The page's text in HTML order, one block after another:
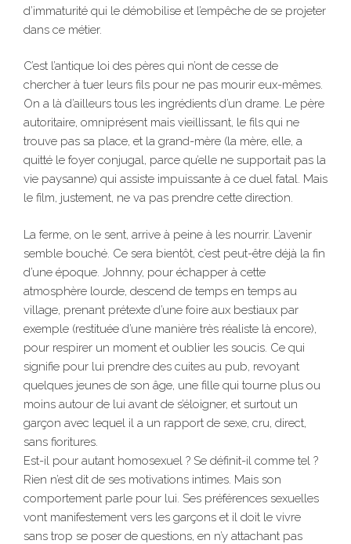
d’immaturité qui le démobilise et l’empêche de se projeter
dans ce métier.
C’est l’antique loi des pères qui n’ont de cesse de
chercher à tuer leurs fils pour ne pas mourir eux-mêmes.
On a là d’ailleurs tous les ingrédients d’un drame. Le père
autoritaire, omniprésent mais vieillissant, le fils qui ne
trouve pas sa place, et la grand-mère (la mère, elle, a
quitté le foyer conjugal, parce qu’elle ne supportait pas la
vie paysanne) qui assiste impuissante à ce duel fatal. Mais
le film, justement, ne va pas prendre cette direction.
La ferme, on le sent, arrive à peine à les nourrir. L’avenir
semble bouché. Ce sera bientôt, c’est peut-être déjà la fin
d’une époque. Johnny, pour échapper à cette
atmosphère lourde, descend de temps en temps au
village, prenant prétexte d’une foire aux bestiaux par
exemple (restituée d’une manière très réaliste là encore),
pour respirer un moment et oublier les soucis. Ce qui
signifie pour lui prendre des cuites au pub, revoyant
quelques jeunes de son âge, une fille qui tourne plus ou
moins autour de lui avant de s’éloigner, et surtout un
garçon avec lequel il a un rapport de sexe, cru, direct,
sans fioritures.
Est-il pour autant homosexuel ? Se définit-il comme tel ?
Rien n’est dit de ses motivations intimes. Mais son
comportement parle pour lui. Ses préférences sexuelles
vont manifestement vers les garçons et il doit le vivre
sans trop se poser de questions, en n’y attachant pas